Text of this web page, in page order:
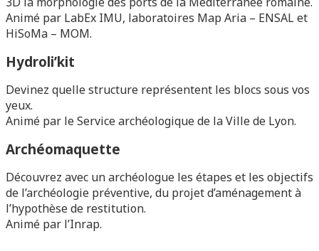
Animé par LabEx IMU, laboratoires Map Aria – ENSAL et
HiSoMa – MOM.
Hydroli’kit
Devinez quelle structure représentent les blocs sous vos
yeux.
Animé par le Service archéologique de la Ville de Lyon.
Archéomaquette
Découvrez avec un archéologue les étapes et les objectifs
de l’archéologie préventive, du projet d’aménagement à
l’hypothèse de restitution.
Animé par l’Inrap.